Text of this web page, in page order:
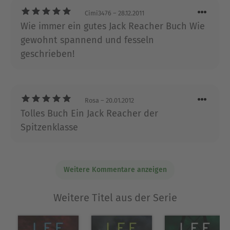
ausgezeichnet, u. a. mit dem Anthony Award, dem
renommiertesten Preis für Spannungsliteratur.
Ausblenden
Cimi3476 – 28.12.2011
Wie immer ein gutes Jack Reacher Buch Wie
gewohnt spannend und fesseln
geschrieben!
Rosa – 20.01.2012
Tolles Buch Ein Jack Reacher der
Spitzenklasse
Weitere Kommentare anzeigen
Weitere Titel aus der Serie